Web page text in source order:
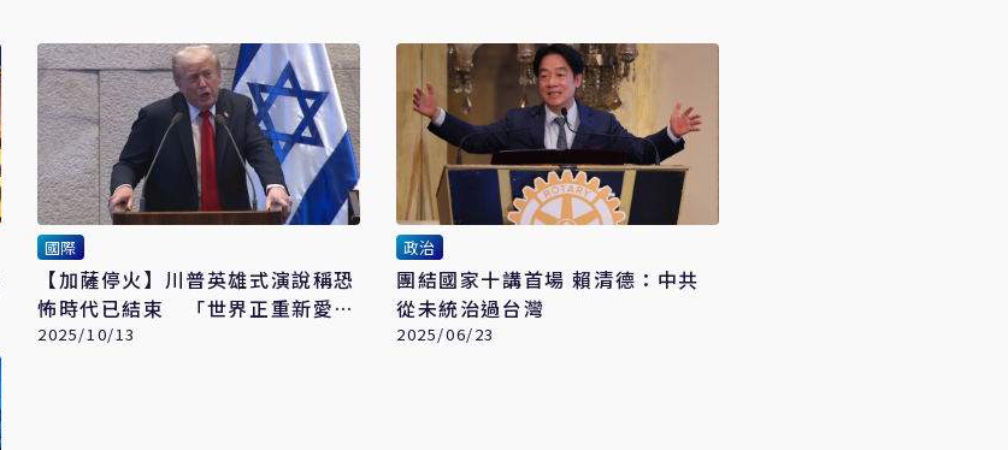
國際
【加薩停火】川普英雄式演說稱恐
怖時代已結束 「世界正重新愛上
以色列」
2025/10/13
政治
團結國家十講首場 賴清德：中共
從未統治過台灣
2025/06/23